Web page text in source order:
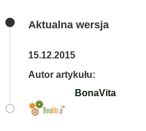
Aktualna wersja
15.12.2015
Autor artykułu:
BonaVita